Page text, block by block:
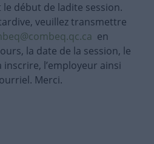
début de ladite session.
veuillez transmettre
en
la date de la session, le
l’employeur ainsi
Merci.